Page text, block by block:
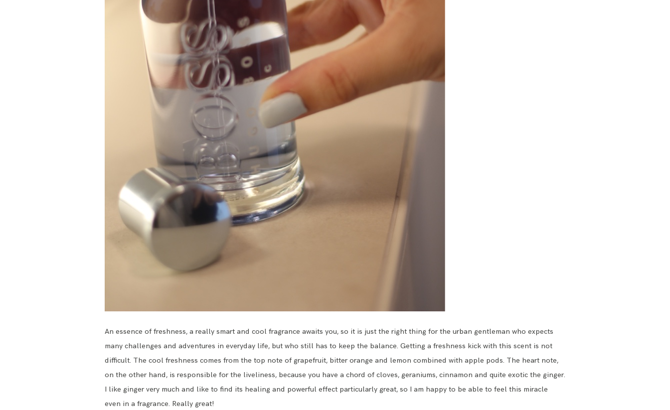
An essence of freshness, a really smart and cool fragrance awaits you, so it is just the right thing for the urban gentleman who expects
many challenges and adventures in everyday life, but who still has to keep the balance. Getting a freshness kick with this scent is not
difficult. The cool freshness comes from the top note of grapefruit, bitter orange and lemon combined with apple pods. The heart note,
on the other hand, is responsible for the liveliness, because you have a chord of cloves, geraniums, cinnamon and quite exotic the ginger.
I like ginger very much and like to find its healing and powerful effect particularly great, so I am happy to be able to feel this miracle
even in a fragrance. Really great!